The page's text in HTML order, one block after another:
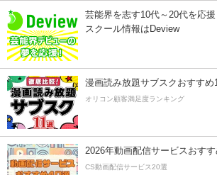
芸能界を志す10代～20代を応
スクール情報はDeview
漫画読み放題サブスクおすすめ
オリコン顧客満足度ランキング
2026年動画配信サービスおすす
CS動画配信サービス20選